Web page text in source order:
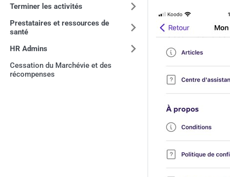
Terminer les activités
Prestataires et ressources de
santé
HR Admins
Cessation du Marchévie et des
récompenses